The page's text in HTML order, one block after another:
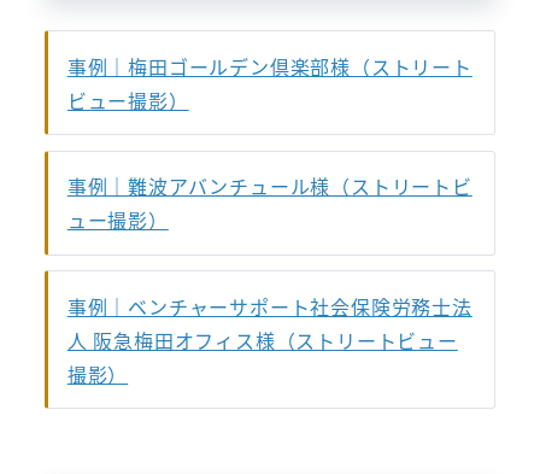
事例｜梅田ゴールデン倶楽部様（ストリート
ビュー撮影）
事例｜難波アバンチュール様（ストリートビ
ュー撮影）
事例｜ベンチャーサポート社会保険労務士法
人 阪急梅田オフィス様（ストリートビュー
撮影）